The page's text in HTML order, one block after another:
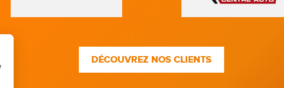
DÉCOUVREZ NOS CLIENTS